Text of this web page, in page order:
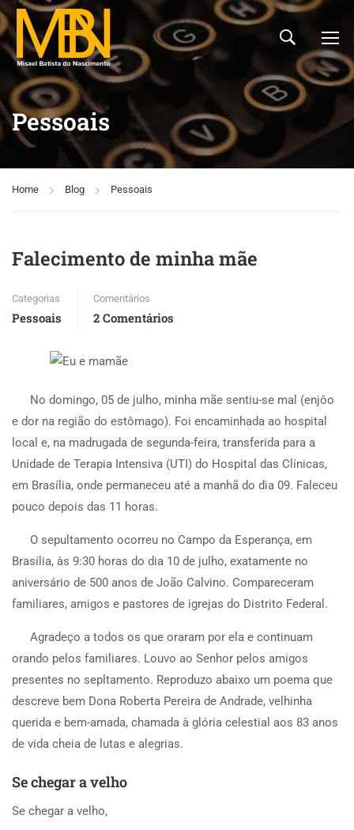
Pessoais
Home Blog Pessoais
Falecimento de minha mãe
Categorias
Pessoais
Comentários
2 Comentários
No domingo, 05 de julho, minha mãe sentiu-se mal (enjôo
e dor na região do estômago). Foi encaminhada ao hospital
local e, na madrugada de segunda-feira, transferida para a
Unidade de Terapia Intensiva (UTI) do Hospital das Clínicas,
em Brasília, onde permaneceu até a manhã do dia 09. Faleceu
pouco depois das 11 horas.
O sepultamento ocorreu no Campo da Esperança, em
Brasília, às 9:30 horas do dia 10 de julho, exatamente no
aniversário de 500 anos de João Calvino. Compareceram
familiares, amigos e pastores de igrejas do Distrito Federal.
Agradeço a todos os que oraram por ela e continuam
orando pelos familiares. Louvo ao Senhor pelos amigos
presentes no sepltamento. Reproduzo abaixo um poema que
descreve bem Dona Roberta Pereira de Andrade, velhinha
querida e bem-amada, chamada à glória celestial aos 83 anos
de vida cheia de lutas e alegrias.
Se chegar a velho
Se chegar a velho,